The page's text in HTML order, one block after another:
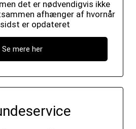
det er nødvendigvis ikke
afhænger af hvornår
er opdateret
Se mere her